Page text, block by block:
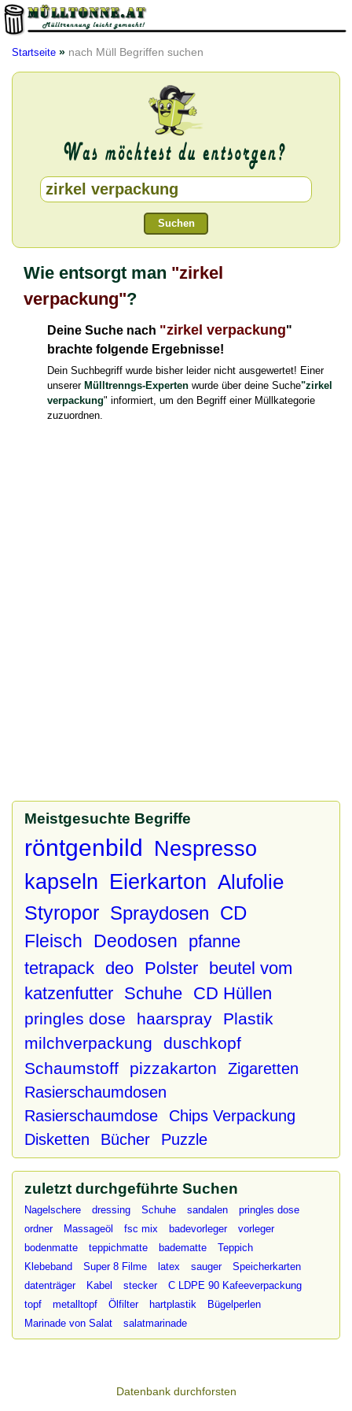
Startseite » nach Müll Begriffen suchen
Suchen
Wie entsorgt man "zirkel
verpackung"?
Deine Suche nach "zirkel verpackung"
brachte folgende Ergebnisse!
Dein Suchbegriff wurde bisher leider nicht ausgewertet! Einer
unserer Mülltrenngs-Experten wurde über deine Suche"zirkel
verpackung" informiert, um den Begriff einer Müllkategorie
zuzuordnen.
Meistgesuchte Begriffe
röntgenbild Nespresso
kapseln Eierkarton Alufolie
Styropor Spraydosen CD
Fleisch Deodosen
pfanne
tetrapack deo Polster beutel vom
katzenfutter Schuhe CD Hüllen
pringles dose haarspray
Plastik
milchverpackung
duschkopf
Schaumstoff pizzakarton
Zigaretten
Rasierschaumdosen
Rasierschaumdose
Chips Verpackung
Disketten
Bücher Puzzle
zuletzt durchgeführte Suchen
Nagelschere dressing Schuhe sandalen
pringles dose
ordner
Massageöl fsc mix badevorleger
vorleger
bodenmatte
teppichmatte badematte
Teppich
Klebeband
Super 8 Filme latex sauger
Speicherkarten
datenträger
Kabel stecker
C LDPE 90 Kafeeverpackung
topf
metalltopf Ölfilter hartplastik
Bügelperlen
Marinade von Salat
salatmarinade
Datenbank durchforsten